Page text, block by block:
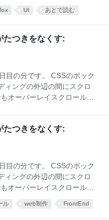
来の手法 appearanceプロ
ェック済みの切り替え 強
み込みの外観 状態に応じ
えられればよいという場
UI あとで読む
たつきをなくす:
目の分です。 CSSのボック
ィングの外辺の間にスクロ
オーバーレイスクロールバ
ルバー（スクロールバー
では、overflow: autoな要
ときで内容の幅が変わっ
れる環境でも内容の幅を一
プロパティを使います。
ールバーが表示されないと
たつきをなくす:
目の分です。 CSSのボック
ィングの外辺の間にスクロ
オーバーレイスクロールバ
さるようなもの）が主流と
も内容の幅が変わらないよ
ル web制作 FrontEnd